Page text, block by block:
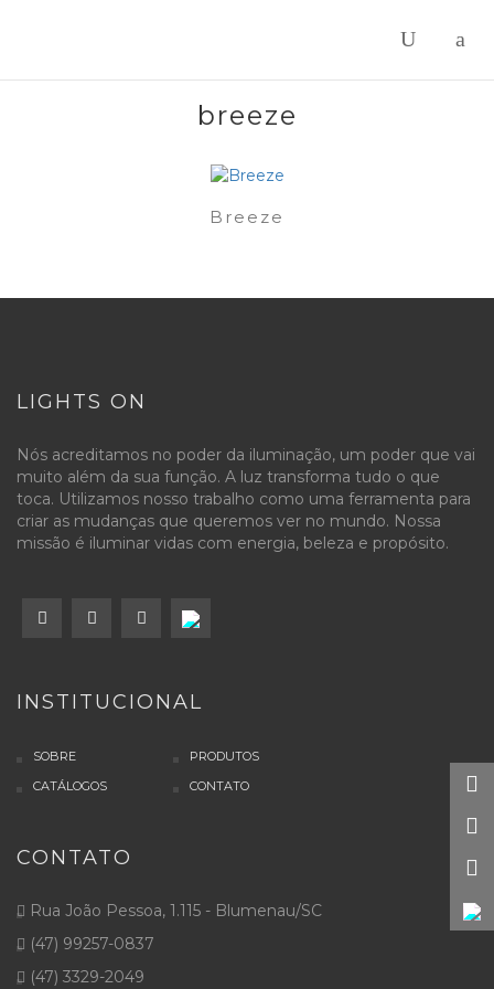
breeze
Breeze
LIGHTS ON
Nós acreditamos no poder da iluminação, um poder que vai
muito além da sua função. A luz transforma tudo o que
toca. Utilizamos nosso trabalho como uma ferramenta para
criar as mudanças que queremos ver no mundo. Nossa
missão é iluminar vidas com energia, beleza e propósito.
INSTITUCIONAL
SOBRE
PRODUTOS
CATÁLOGOS
CONTATO
CONTATO
Rua João Pessoa, 1.115 - Blumenau/SC
(47) 99257-0837
(47) 3329-2049